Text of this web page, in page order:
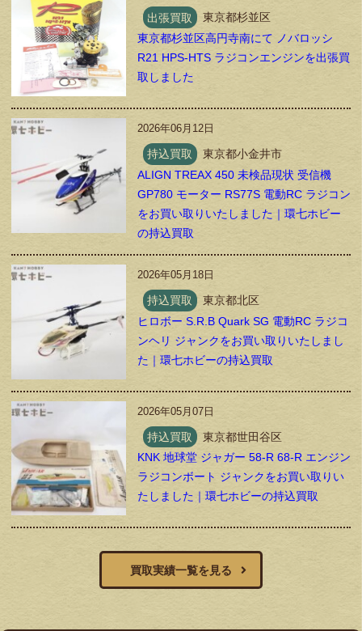
出張買取
東京都杉並区
東京都杉並区高円寺南にて ノバロッシ
R21 HPS-HTS ラジコンエンジンを出張買
取しました
2026年06月12日
持込買取
東京都小金井市
ALIGN TREAX 450 未検品現状 受信機
GP780 モーター RS77S 電動RC ラジコン
をお買い取りいたしました｜環七ホビー
の持込買取
2026年05月18日
持込買取
東京都北区
ヒロボー S.R.B Quark SG 電動RC ラジコ
ンヘリ ジャンクをお買い取りいたしまし
た｜環七ホビーの持込買取
2026年05月07日
持込買取
東京都世田谷区
KNK 地球堂 ジャガー 58-R 68-R エンジン
ラジコンボート ジャンクをお買い取りい
たしました｜環七ホビーの持込買取
買取実績一覧を見る